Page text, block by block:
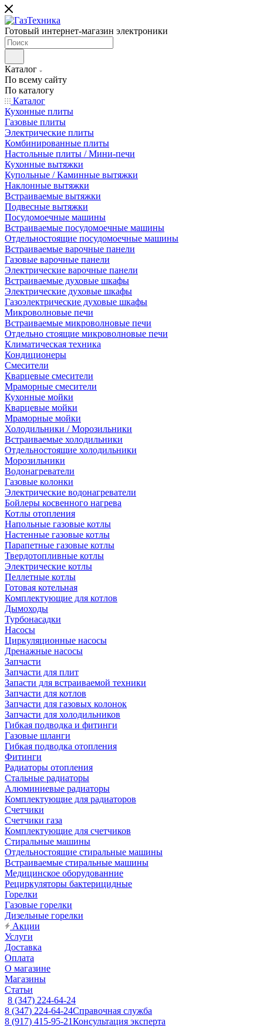
Готовый интернет-магазин электроники
Каталог
По всему сайту
По каталогу
Каталог
Кухонные плиты
Газовые плиты
Электрические плиты
Комбинированные плиты
Настольные плиты / Мини-печи
Кухонные вытяжки
Купольные / Каминные вытяжки
Наклонные вытяжки
Встраиваемые вытяжки
Подвесные вытяжки
Посудомоечные машины
Встраиваемые посудомоечные машины
Отдельностоящие посудомоечные машины
Встраиваемые варочные панели
Газовые варочные панели
Электрические варочные панели
Встраиваемые духовые шкафы
Электрические духовые шкафы
Газоэлектрические духовые шкафы
Микроволновые печи
Встраиваемые микроволновые печи
Отдельно стоящие микроволновые печи
Климатическая техника
Кондиционеры
Смесители
Кварцевые смесители
Мраморные смесители
Кухонные мойки
Кварцевые мойки
Мраморные мойки
Холодильники / Морозильники
Встраиваемые холодильники
Отдельностоящие холодильники
Морозильники
Водонагреватели
Газовые колонки
Электрические водонагреватели
Бойлеры косвенного нагрева
Котлы отопления
Напольные газовые котлы
Настенные газовые котлы
Парапетные газовые котлы
Твердотопливные котлы
Электрические котлы
Пеллетные котлы
Готовая котельная
Комплектующие для котлов
Дымоходы
Турбонасадки
Насосы
Циркуляционные насосы
Дренажные насосы
Запчасти
Запчасти для плит
Запасти для встраиваемой техники
Запчасти для котлов
Запчасти для газовых колонок
Запчасти для холодильников
Гибкая подводка и фитинги
Газовые шланги
Гибкая подводка отопления
Фитинги
Радиаторы отопления
Стальные радиаторы
Алюминиевые радиаторы
Комплектующие для радиаторов
Счетчики
Счетчики газа
Комплектующие для счетчиков
Стиральные машины
Отдельностоящие стиральные машины
Встраиваемые стиральные машины
Медицинское оборудованние
Рециркуляторы бактерицидные
Горелки
Газовые горелки
Дизельные горелки
Акции
Услуги
Доставка
Оплата
О магазине
Магазины
Статьи
8 (347) 224-64-24
8 (347) 224-64-24Справочная служба
8 (917) 415-95-21Консультация эксперта